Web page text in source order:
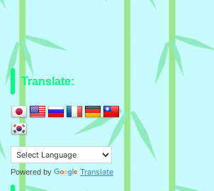
Translate:
Powered by Translate